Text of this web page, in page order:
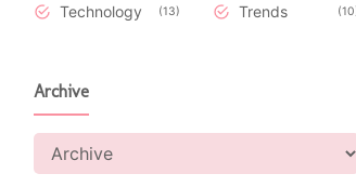
Technology 13 Trends 10
Archive